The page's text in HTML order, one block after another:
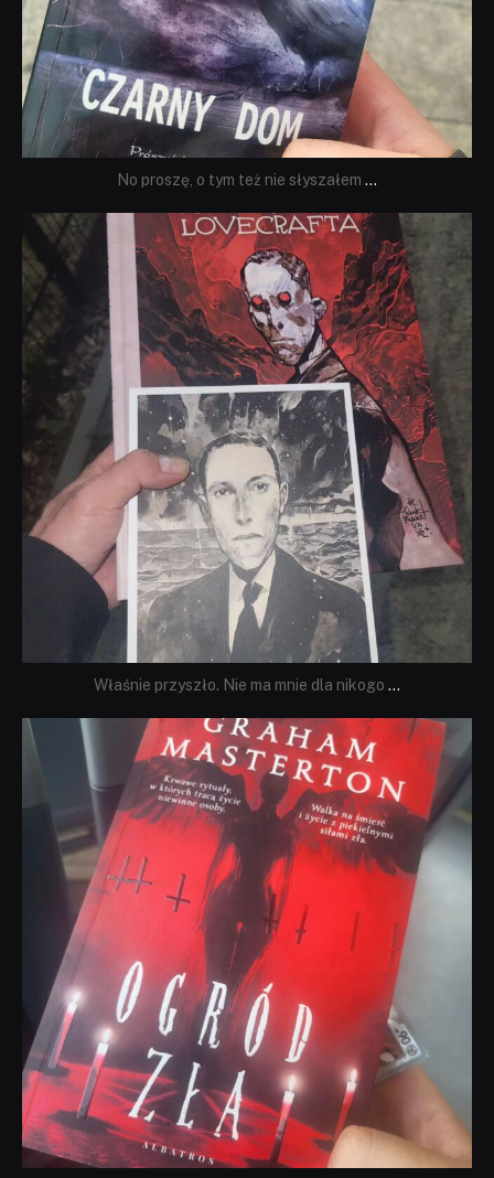
No proszę, o tym też nie słyszałem ...
dobryhorror
Wrz 19
Właśnie przyszło. Nie ma mnie dla nikogo ...
dobryhorror
Sie 23